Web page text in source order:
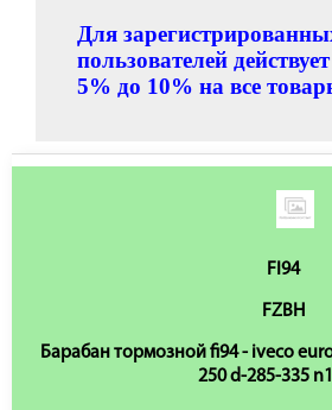
Для
пользователей
5% до 10% на все
FI94
FZBH
Барабан тормозной fi94 - iveco
250 d-285-335